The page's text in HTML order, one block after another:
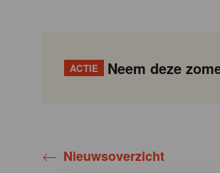
ACTIE Neem deze
Nieuwsoverzicht